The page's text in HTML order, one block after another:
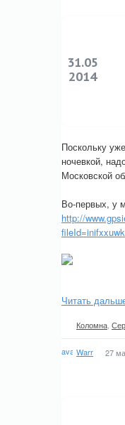
31.05
2014
Поскольку
ночевкой,
Московской
Во-первых, у
http://
Читать
Коломна
Warr 27